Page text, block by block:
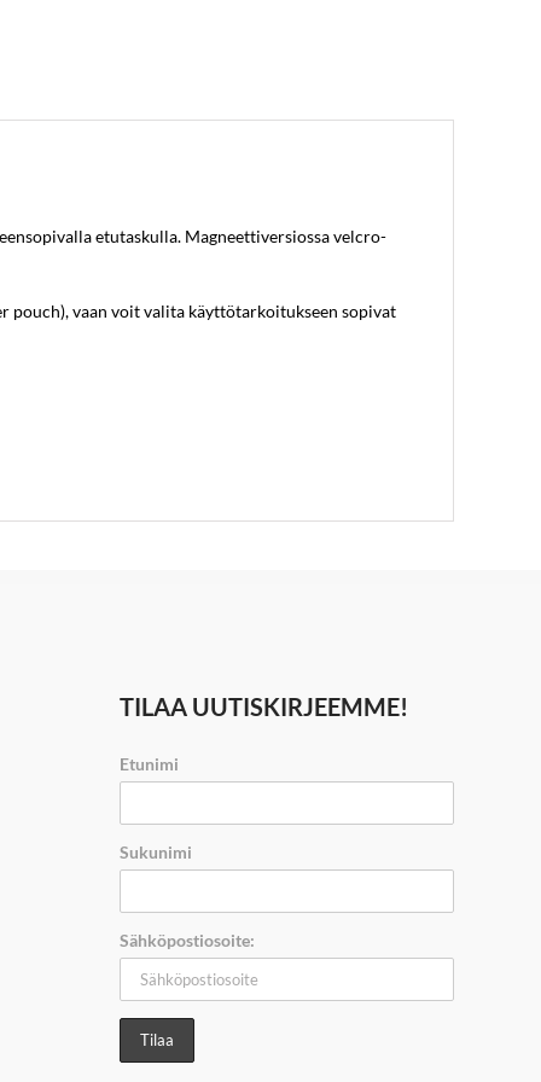
etutaskulla. Magneettiversiossa velcro-
pouch), vaan voit valita käyttötarkoitukseen sopivat
TILAA UUTISKIRJEEMME!
Etunimi
Sukunimi
Sähköpostiosoite: